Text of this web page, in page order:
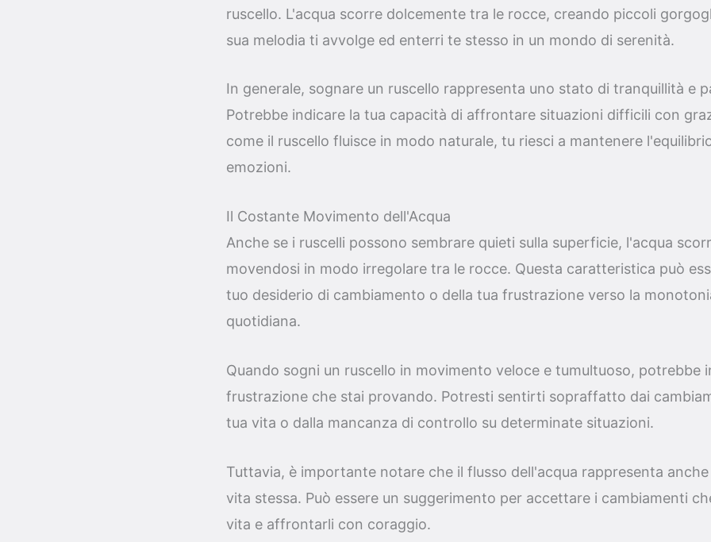
ruscello. L'acqua scorre dolcemente tra le rocce, creando piccoli
sua melodia ti avvolge ed enterri te stesso in un mondo di serenità.
In generale, sognare un ruscello rappresenta uno stato di tranquillità e
Potrebbe indicare la tua capacità di affrontare situazioni difficili con
come il ruscello fluisce in modo naturale, tu riesci a mantenere
emozioni.
Il Costante Movimento dell'Acqua
Anche se i ruscelli possono sembrare quieti sulla superficie, l'acqua
movendosi in modo irregolare tra le rocce. Questa caratteristica può
tuo desiderio di cambiamento o della tua frustrazione verso la
quotidiana.
Quando sogni un ruscello in movimento veloce e tumultuoso, potrebbe
frustrazione che stai provando. Potresti sentirti sopraffatto dai
tua vita o dalla mancanza di controllo su determinate situazioni.
Tuttavia, è importante notare che il flusso dell'acqua rappresenta
vita stessa. Può essere un suggerimento per accettare i cambiamenti
vita e affrontarli con coraggio.